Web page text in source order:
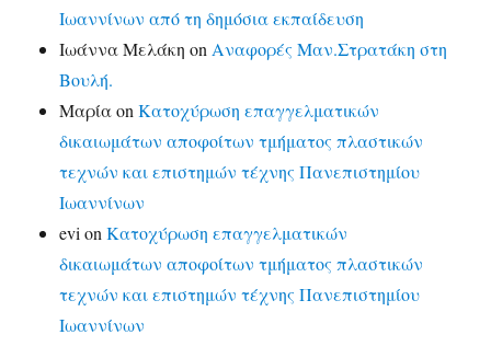
Ιωαννίνων από τη δημόσια εκπαίδευση
Ιωάννα Μελάκη on Αναφορές Μαν.Στρατάκη στη
Βουλή.
ΜαρίαonΚατοχύρωση επαγγελματικών
δικαιωμάτων αποφοίτων τμήματος πλαστικών
τεχνών και επιστημών τέχνης Πανεπιστημίου
Ιωαννίνων
evi onΚατοχύρωση επαγγελματικών
δικαιωμάτων αποφοίτων τμήματος πλαστικών
τεχνών και επιστημών τέχνης Πανεπιστημίου
Ιωαννίνων